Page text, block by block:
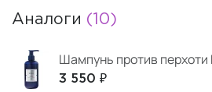
Аналоги (10)
Шампунь против перхоти
3 550 ₽